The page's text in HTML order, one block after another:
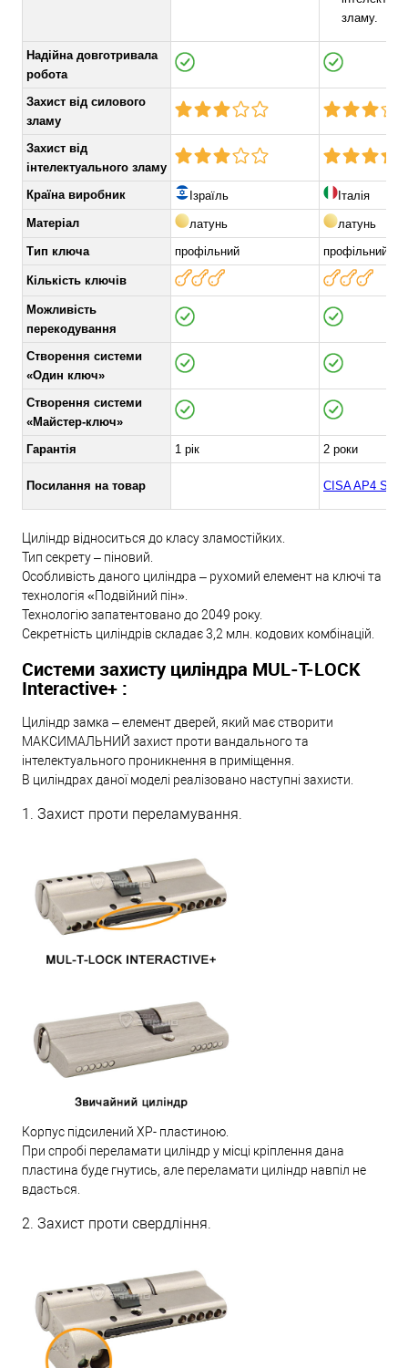
зламу.
Надійна довготривала
робота
Захист від силового
зламу
Захист від
інтелектуального зламу
Країна виробник
Ізраїль
Італія
Матеріал
латунь
латунь
Тип ключа
профільний профільний
Кількість ключів
Можливість
перекодування
Створення системи
«Один ключ»
Створення системи
«Майстер-ключ»
Гарантія
1 рік 2 роки
Посилання на товар CISA AP4 S
Циліндр відноситься до класу зламостійких.
Тип секрету – піновий.
Особливість даного циліндра – рухомий елемент на ключі та
технологія «Подвійний пін».
Технологію запатентовано до 2049 року.
Секретність циліндрів складає 3,2 млн. кодових комбінацій.
Системи захисту циліндра MUL-T-LOCK
Interactive+ :
Циліндр замка – елемент дверей, який має створити
МАКСИМАЛЬНИЙ захист проти вандального та
інтелектуального проникнення в приміщення.
В циліндрах даної моделі реалізовано наступні захисти.
1. Захист проти переламування.
Корпус підсилений XP- пластиною.
При спробі переламати циліндр у місці кріплення дана
пластина буде гнутись, але переламати циліндр навпіл не
вдасться.
2. Захист проти свердління.